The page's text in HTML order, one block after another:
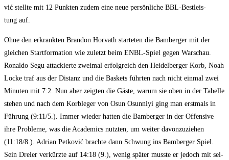
vić stell­te mit 12 Punk­ten zudem eine neue per­sön­li­che BBL-Best­leis­
tung auf.
Ohne den erkrank­ten Bran­don Hor­vath star­te­ten die Bam­ber­ger mit der
glei­chen Start­for­ma­ti­on wie zuletzt beim ENBL-Spiel gegen War­schau.
Ronal­do Segu atta­ckier­te zwei­mal erfolg­reich den Hei­del­ber­ger Korb, Noah
Locke traf aus der Distanz und die Bas­kets führ­ten nach nicht ein­mal zwei
Minu­ten mit 7:2. Nun aber zeig­ten die Gäs­te, war­um sie oben in der Tabel­le
ste­hen und nach dem Korb­le­ger von Osun Osun­niyi ging man erst­mals in
Füh­rung (9:11/5.). Immer wie­der hat­ten die Bam­ber­ger in der Offen­si­ve
ihre Pro­ble­me, was die Aca­de­mics nutz­ten, um wei­ter davon­zu­zie­hen
(11:18/8.). Adri­an Pet­ko­vić brach­te dann Schwung ins Bam­ber­ger Spiel.
Sein Drei­er ver­kürz­te auf 14:18 (9.), wenig spä­ter muss­te er jedoch mit sei­